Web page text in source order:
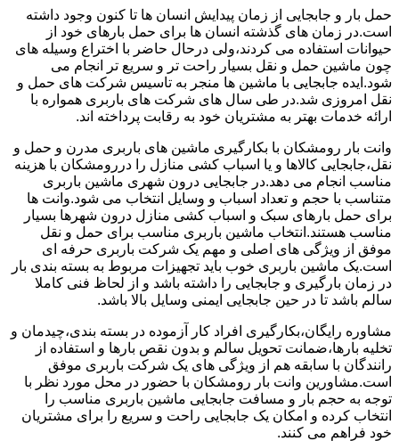
حمل بار و جابجایی از زمان پیدایش انسان ها تا کنون وجود داشته
است.در زمان های گذشته انسان ها برای حمل بارهای خود از
حیوانات استفاده می کردند،ولی درحال حاضر با اختراع وسیله های
چون ماشین حمل و نقل بسیار راحت تر و سریع تر انجام می
شود.ایده جابجایی با ماشین ها منجر به تاسیس شرکت های حمل و
نقل امروزی شد.در طی سال های شرکت های باربری همواره با
ارائه خدمات بهتر به مشتریان خود به رقابت پرداخته اند.
وانت بار رومشکان با بکارگیری ماشین های باربری مدرن و حمل و
نقل،جابجایی کالاها و یا اسباب کشی منازل را دررومشکان با هزینه
مناسب انجام می دهد.در جابجایی درون شهری ماشین باربری
متناسب با حجم و تعداد اسباب و وسایل انتخاب می شود.وانت ها
برای حمل بارهای سبک و اسباب کشی منازل درون شهرها بسیار
مناسب هستند.انتخاب ماشین باربری مناسب برای حمل و نقل
موفق از ویژگی های اصلی و مهم یک شرکت باربری حرفه ای
است.یک ماشین باربری خوب باید تجهیزات مربوط به بسته بندی بار
در زمان بارگیری و جابجایی را داشته باشد و از لحاظ فنی کاملا
سالم باشد تا در حین جابجایی ایمنی وسایل بالا باشد.
مشاوره رایگان،بکارگیری افراد کار آزموده در بسته بندی،چیدمان و
تخلیه بارها،ضمانت تحویل سالم و بدون نقص بارها و استفاده از
رانندگان با سابقه هم از ویژگی های یک شرکت باربری موفق
است.مشاورین وانت بار رومشکان با حضور در محل مورد نظر با
توجه به حجم بار و مسافت جابجایی ماشین باربری مناسب را
انتخاب کرده و امکان یک جابجایی راحت و سریع را برای مشتریان
خود فراهم می کنند.